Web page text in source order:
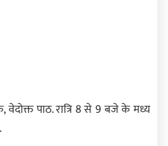
पाठ. रात्रि 8 से 9 बजे के मध्य